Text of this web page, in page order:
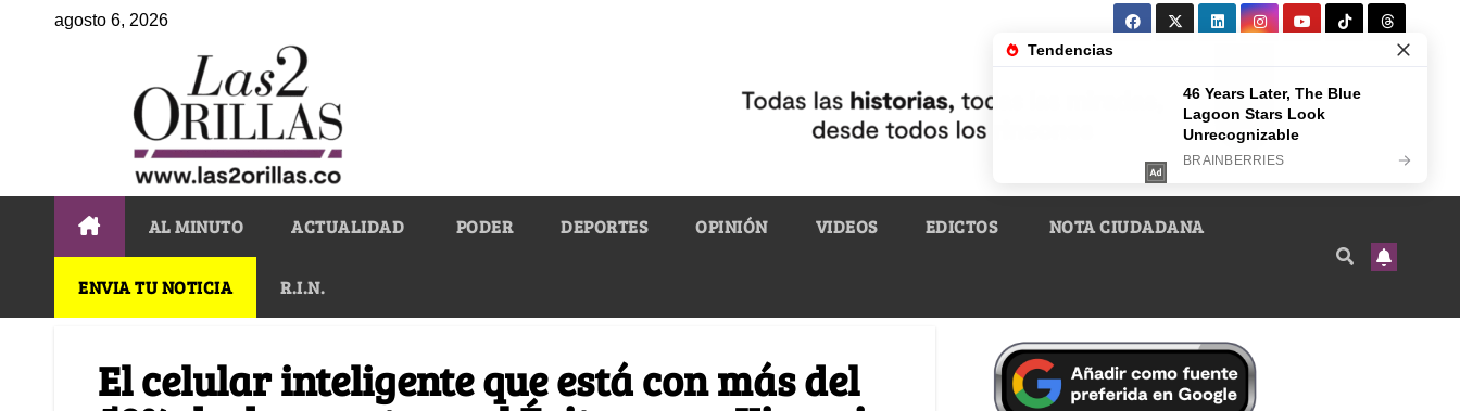
agosto 6, 2026
AL MINUTO ACTUALIDAD PODER DEPORTES OPINIÓN VIDEOS EDICTOS NOTA CIUDADANA
ENVIA TU NOTICIA R.I.N.
El celular inteligente que está con más del